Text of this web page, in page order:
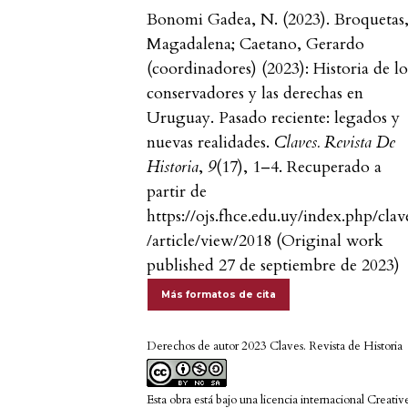
Bonomi Gadea, N. (2023). Broquetas,
Magadalena; Caetano, Gerardo
(coordinadores) (2023): Historia de
conservadores y las derechas en
Uruguay. Pasado reciente: legados y
nuevas realidades. Claves. Revista De
Historia,9(17), 1–4. Recuperado a
partir de
https://ojs.fhce.edu.uy/index.php/
/article/view/2018 (Original work
published 27 de septiembre de 2023)
Más formatos de cita
Derechos de autor 2023 Claves. Revista de Historia
Esta obra está bajo una licencia internacional